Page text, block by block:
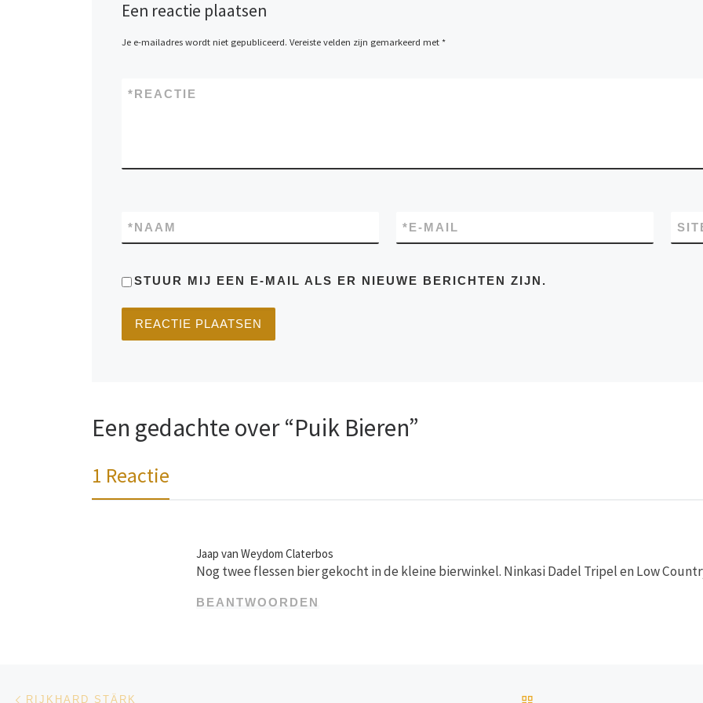
Een reactie plaatsen
Je e-mailadres wordt niet gepubliceerd. Vereiste velden zijn gemarkeerd met *
REACTIE
*
NAAM
* E-MAIL
*
STUUR MIJ EEN E-MAIL ALS ER NIEUWE BERICHTEN ZIJN.
Een gedachte over “Puik Bieren”
1 Reactie
Jaap van Weydom Claterbos
Nog twee flessen bier gekocht in de kleine bierwinkel. Ninkasi Dadel Tripel en Low
BEANTWOORDEN
Bericht navigatie
RIJKHARD STÄRK